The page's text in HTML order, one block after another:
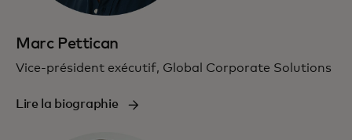
Marc Pettican
Vice-président exécutif, Global Corporate Solutions
Lire la biographie